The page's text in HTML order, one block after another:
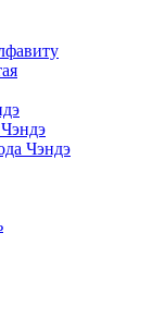
Чэндэ